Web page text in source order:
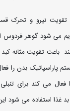
نیرو و تحرک
می شود گوهر فردوس
باعث تقویت مثانه
پاراسپاتیک بدن را
می کند برای
غذا استفاده می شود